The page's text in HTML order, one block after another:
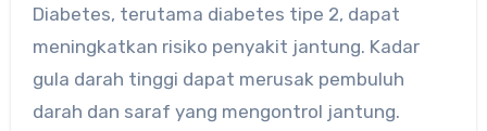
Diabetes, terutama diabetes tipe 2, dapat
meningkatkan risiko penyakit jantung. Kadar
gula darah tinggi dapat merusak pembuluh
darah dan saraf yang mengontrol jantung.